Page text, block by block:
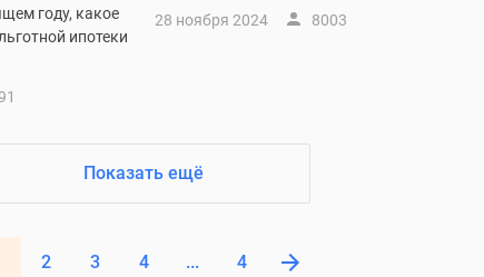
году, какое
ипотеки
28 ноября 2024 8003
Показать ещё
2 3 4 ... 4